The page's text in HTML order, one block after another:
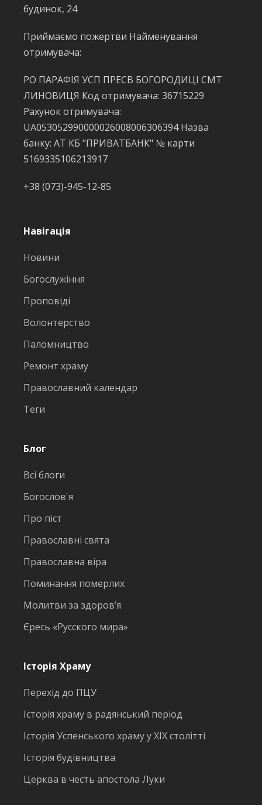
будинок, 24
Приймаємо пожертви Найменування
отримувача:
РО ПАРАФІЯ УСП ПРЕСВ БОГОРОДИЦІ СМТ
ЛИНОВИЦЯ Код отримувача: 36715229
Рахунок отримувача:
UA053052990000026008006306394 Назва
банку: АТ КБ "ПРИВАТБАНК" № карти
5169335106213917
+38 (073)-945-12-85
Навігація
Новини
Богослужіння
Проповіді
Волонтерство
Паломництво
Ремонт храму
Православний календар
Теги
Блог
Всі блоги
Богослов'я
Про піст
Православні свята
Православна віра
Поминання померлих
Молитви за здоров’я
Єресь «Русского мира»
Історія Храму
Перехід до ПЦУ
Історія храму в радянський період
Історія Успенського храму у ХІХ столітті
Історія будівництва
Церква в честь апостола Луки